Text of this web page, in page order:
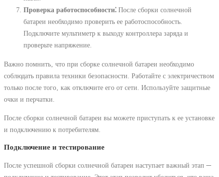
Проверка работоспособности⁚ После сборки солнечной
батареи необходимо проверить ее работоспособность.
Подключите мультиметр к выходу контроллера заряда и
проверьте напряжение.
Важно помнить‚ что при сборке солнечной батареи необходимо
соблюдать правила техники безопасности. Работайте с электричеством
только после того‚ как отключите его от сети. Используйте защитные
очки и перчатки.
После сборки солнечной батареи вы можете приступать к ее установке
и подключению к потребителям.
Подключение и тестирование
После успешной сборки солнечной батареи наступает важный этап ─